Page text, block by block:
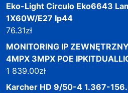
Eko-Light Circulo Eko6643
1X60W/E27 Ip44
76.31zł
MONITORING IP
4MPX 3MPX POE
1 839.00zł
Karcher HD 9/50-4 1.367-